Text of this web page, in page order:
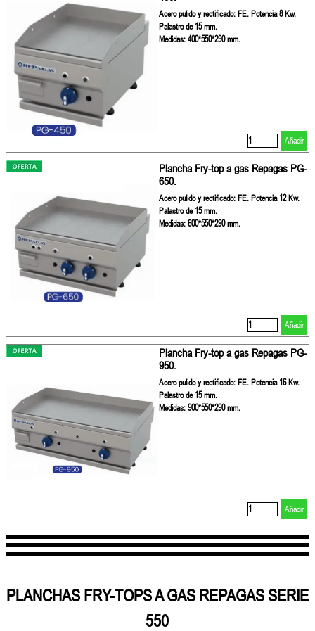
Acero pulido y rectificado: FE. Potencia 8 Kw.
Palastro de 15 mm.
Medidas: 400*550*290 mm.
Añadir
Plancha Fry-top a gas Repagas PG-
650.
Acero pulido y rectificado: FE. Potencia 12 Kw.
Palastro de 15 mm.
Medidas: 600*550*290 mm.
Añadir
Plancha Fry-top a gas Repagas PG-
950.
Acero pulido y rectificado: FE. Potencia 16 Kw.
Palastro de 15 mm.
Medidas: 900*550*290 mm.
Añadir
PLANCHAS FRY-TOPS A GAS REPAGAS SERIE
550